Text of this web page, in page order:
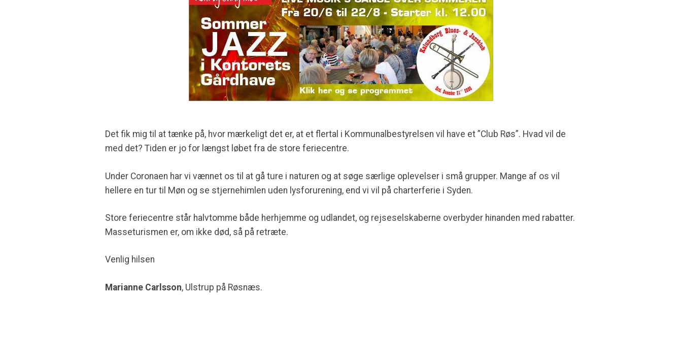
Det fik mig til at tænke på, hvor mærkeligt det er, at et flertal i Kommunalbestyrelsen vil have et ”Club Røs”. Hvad vil de
med det? Tiden er jo for længst løbet fra de store feriecentre.
Under Coronaen har vi vænnet os til at gå ture i naturen og at søge særlige oplevelser i små grupper. Mange af os vil
hellere en tur til Møn og se stjernehimlen uden lysforurening, end vi vil på charterferie i Syden.
Store feriecentre står halvtomme både herhjemme og udlandet, og rejseselskaberne overbyder hinanden med rabatter.
Masseturismen er, om ikke død, så på retræte.
Venlig hilsen
Marianne Carlsson, Ulstrup på Røsnæs.